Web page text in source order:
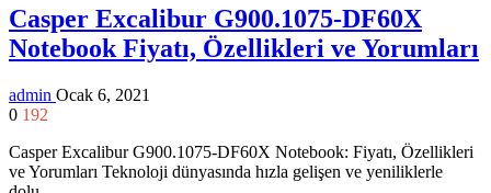
Casper Excalibur G900.1075-DF60X
Notebook Fiyatı, Özellikleri ve Yorumları
admin Ocak 6, 2021
0 192
Casper Excalibur G900.1075-DF60X Notebook: Fiyatı, Özellikleri
ve Yorumları Teknoloji dünyasında hızla gelişen ve yeniliklerle